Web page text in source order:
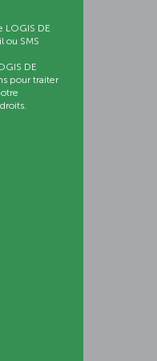
LOGIS DE
ou SMS
DE
pour traiter